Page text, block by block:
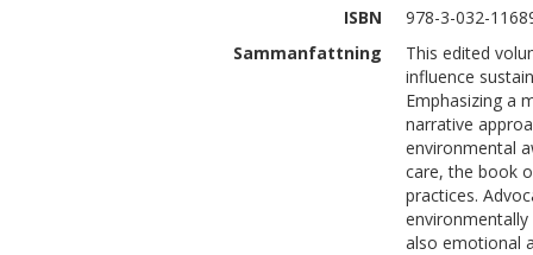
ISBN
978-3-032-
Sammanfattning
This edited
influence
Emphasizing a
narrative
environmental
care, the book
practices.
also emotional